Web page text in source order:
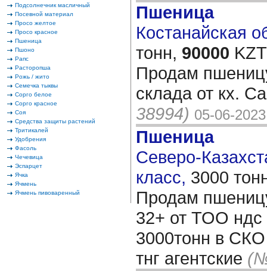
Подсолнечник масличный
Посевной материал
Просо желтое
Просо красное
Пшеница
Пшоно
Рапс
Расторопша
Рожь / жито
Семечка тыквы
Сорго белое
Сорго красное
Соя
Средства защиты растений
Тритикалей
Удобрения
Фасоль
Чечевица
Эспарцет
Ячка
Ячмень
Ячмень пивоваренный
Пшеница
Костанайская
тонн, 90000
Продам
склада от кх.
38994) 05-06-2023
Пшеница
Северо-
класс, 3000
Продам
32+ от ТОО ндс
3000тонн в
тнг агентские